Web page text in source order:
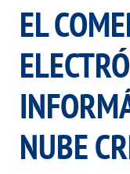
EL
NUBE